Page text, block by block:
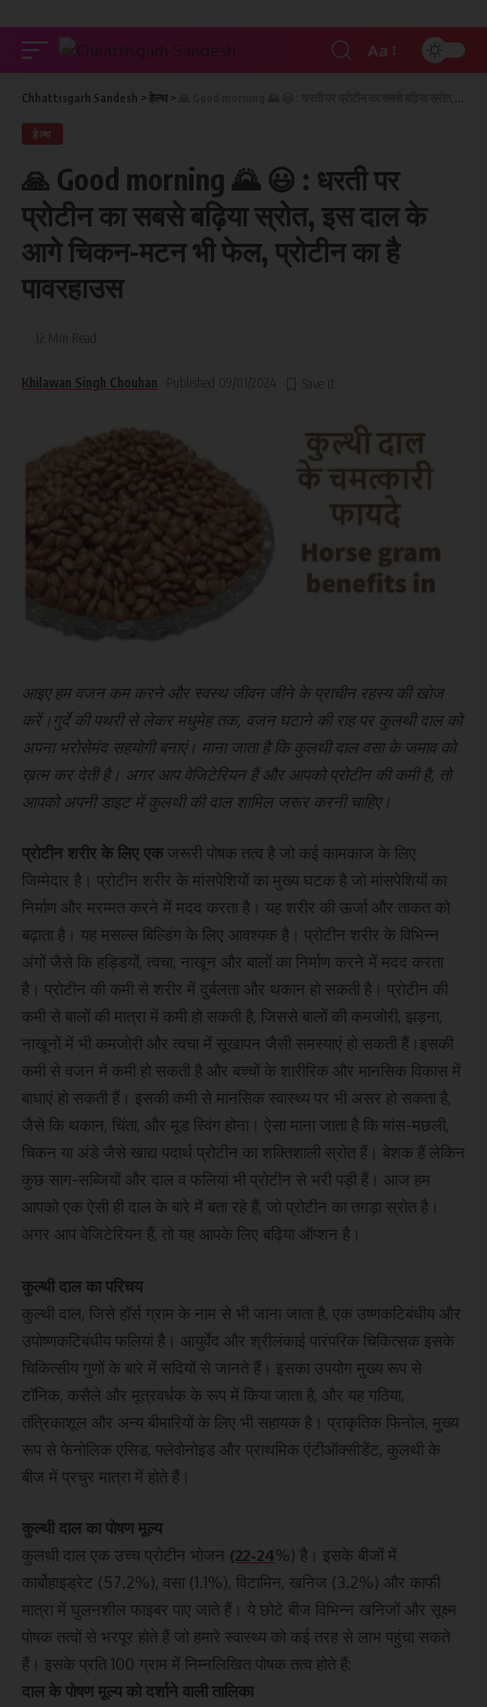
Aa
Chhattisgarh Sandesh > हेल्थ>
हेल्थ
🙏 Good morning 🌄 😃 : धरती पर
प्रोटीन का सबसे बढ़िया स्रोत, इस दाल के
आगे चिकन-मटन भी फेल, प्रोटीन का है
पावरहाउस
Khilawan Singh Chouhan
आइए हम वजन कम करने और स्वस्थ जीवन जीने के प्राचीन रहस्य की खोज
करें।गुर्दे की पथरी से लेकर मधुमेह तक, वजन घटाने की राह पर कुलथी दाल को
अपना भरोसेमंद सहयोगी बनाएं। माना जाता है कि कुलथी दाल वसा के जमाव को
ख़त्म कर देती है। अगर आप वेजिटेरियन हैं और आपको प्रोटीन की कमी है, तो
आपको अपनी डाइट में कुलथी की दाल शामिल जरूर करनी चाहिए।
प्रोटीन शरीर के लिए एकजरूरी पोषक तत्व है जो कई कामकाज के लिए
जिम्मेदार है। प्रोटीन शरीर के मांसपेशियों का मुख्य घटक है जो मांसपेशियों का
निर्माण और मरम्मत करने में मदद करता है। यह शरीर की ऊर्जा और ताकत को
बढ़ाता है। यह मसल्स बिल्डिंग के लिए आवश्यक है। प्रोटीन शरीर के विभिन्न
अंगों जैसे कि हड्डियों, त्वचा, नाखून और बालों का निर्माण करने में मदद करता
है। प्रोटीन की कमी से शरीर में दुर्बलता और थकान हो सकती है। प्रोटीन की
कमी से बालों की मात्रा में कमी हो सकती है, जिससे बालों की कमजोरी, झड़ना,
नाखूनों में भी कमजोरी और त्वचा में सूखापन जैसी समस्याएं हो सकती हैं।इसकी
कमी से वजन में कमी हो सकती है और बच्चों के शारीरिक और मानसिक विकास में
बाधाएं हो सकती हैं। इसकी कमी से मानसिक स्वास्थ्य पर भी असर हो सकता है,
जैसे कि थकान, चिंता, और मूड स्विंग होना। ऐसा माना जाता है कि मांस-मछली,
चिकन या अंडे जैसे खाद्य पदार्थ प्रोटीन का शक्तिशाली स्रोत हैं। बेशक हैं लेकिन
कुछ साग-सब्जियों और दाल व फलियां भी प्रोटीन से भरी पड़ी हैं। आज हम
आपको एक ऐसी ही दाल के बारे में बता रहे हैं, जो प्रोटीन का तगड़ा स्रोत है।
अगर आप वेजिटेरियन हैं, तो यह आपके लिए बढ़िया ऑप्शन है।
कुल्थी दाल का परिचय
कुल्थी दाल, जिसे हॉर्स ग्राम के नाम से भी जाना जाता है, एक उष्णकटिबंधीय और
उपोष्णकटिबंधीय फलियां है। आयुर्वेद और श्रीलंकाई पारंपरिक चिकित्सक इसके
चिकित्सीय गुणों के बारे में सदियों से जानते हैं। इसका उपयोग मुख्य रूप से
टॉनिक, कसैले और मूत्रवर्धक के रूप में किया जाता है, और यह गठिया,
तंत्रिकाशूल और अन्य बीमारियों के लिए भी सहायक है। प्राकृतिक फिनोल, मुख्य
रूप से फेनोलिक एसिड, फ्लेवोनोइड और प्राथमिक एंटीऑक्सीडेंट, कुलथी के
बीज में प्रचुर मात्रा में होते हैं।
कुल्थी दाल का पोषण मूल्य
कुलथी दाल एक उच्च प्रोटीन भोजन (22-24%) है। इसके बीजों में
कार्बोहाइड्रेट (57.2%), वसा (1.1%), विटामिन, खनिज (3.2%) और काफी
मात्रा में घुलनशील फाइबर पाए जाते हैं। ये छोटे बीज विभिन्न खनिजों और सूक्ष्म
पोषक तत्वों से भरपूर होते हैं जो हमारे स्वास्थ्य को कई तरह से लाभ पहुंचा सकते
हैं। इसके प्रति 100 ग्राम में निम्नलिखित पोषक तत्व होते हैं:
दाल के पोषण मूल्य को दर्शाने वाली तालिका